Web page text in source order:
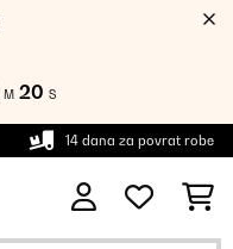
M 18 S
14 dana za povrat robe